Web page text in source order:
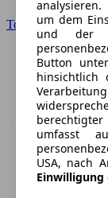
Toyotaum dem
und der
Button
umfasst
USA, nach
Einwilligung